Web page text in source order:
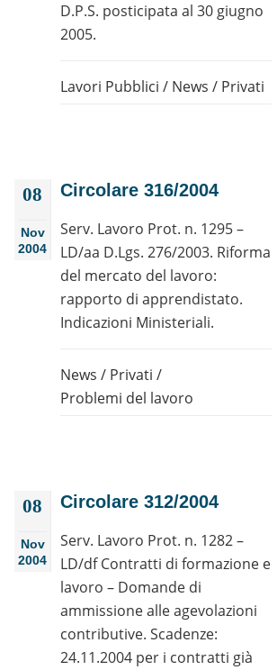
D.P.S. posticipata al 30 giugno
2005.
Lavori Pubblici / News / Privati
08
Nov
2004
Circolare 316/2004
Serv. Lavoro Prot. n. 1295 –
LD/aa D.Lgs. 276/2003. Riforma
del mercato del lavoro:
rapporto di apprendistato.
Indicazioni Ministeriali.
News / Privati /
Problemi del lavoro
08
Nov
2004
Circolare 312/2004
Serv. Lavoro Prot. n. 1282 –
LD/df Contratti di formazione e
lavoro – Domande di
ammissione alle agevolazioni
contributive. Scadenze:
24.11.2004 per i contratti già